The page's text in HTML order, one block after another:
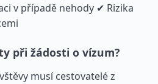
v případě nehody ✔ Rizika
při žádosti o vízum?
musí cestovatelé z